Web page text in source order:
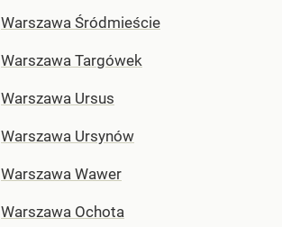
Warszawa Śródmieście
Warszawa Targówek
Warszawa Ursus
Warszawa Ursynów
Warszawa Wawer
Warszawa Ochota